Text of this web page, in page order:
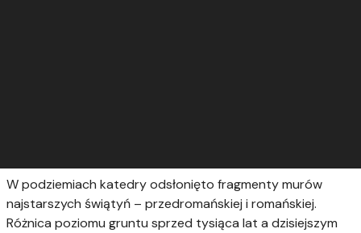
W podziemiach katedry odsłonięto fragmenty murów
najstarszych świątyń – przedromańskiej i romańskiej.
Różnica poziomu gruntu sprzed tysiąca lat a dzisiejszym